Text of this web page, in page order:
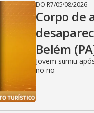
DO R7/05/08/2026
Corpo de
Belém
Jovem sumiu
no rio